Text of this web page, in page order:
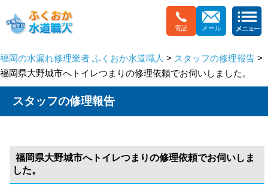
電話 メール
福岡の水漏れ修理業者 ふくおか水道職人 > スタッフの修理報告 >
福岡県大野城市へトイレつまりの修理依頼でお伺いしました。
スタッフの修理報告
福岡県大野城市へトイレつまりの修理依頼でお伺いしま
した。